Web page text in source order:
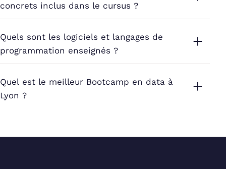
concrets inclus dans le cursus ?
Quels sont les logiciels et langages de
programmation enseignés ?
Quel est le meilleur Bootcamp en data à
Lyon ?